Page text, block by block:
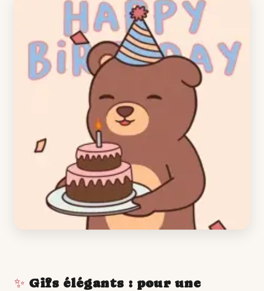
✨ Gifs élégants : pour une